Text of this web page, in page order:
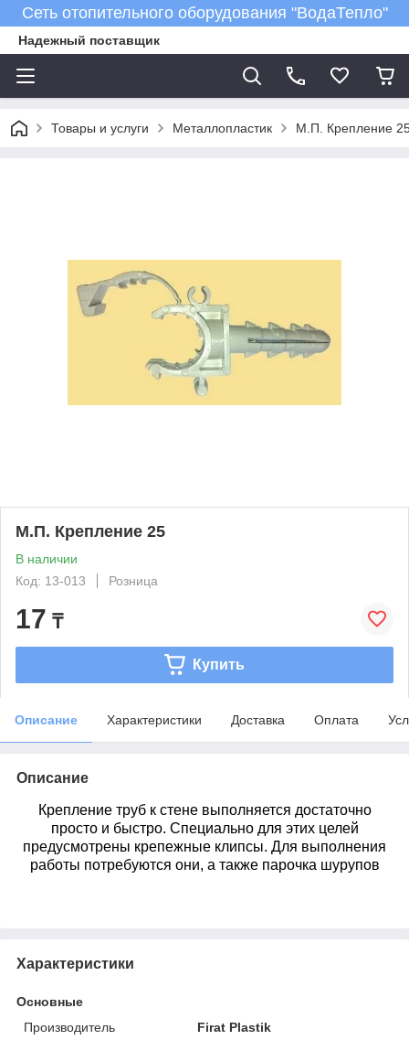
Сеть отопительного оборудования "ВодаТепло"
Надежный поставщик
Товары и услуги Металлопластик М.П. Крепление
М.П. Крепление 25
В наличии
Код: 13-013
Розница
17 ₸
Купить
Описание Характеристики Доставка Оплата
Описание
Крепление труб к стене выполняется достаточно
просто и быстро. Специально для этих целей
предусмотрены крепежные клипсы. Для выполнения
работы потребуются они, а также парочка шурупов
Характеристики
Основные
Производитель
Firat Plastik